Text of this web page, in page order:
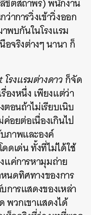
าการวิ่งเข้าวิ่งออก
พบกันในโรงแรม
อจริงต่างๆ นานา ก็
รงแรมต่างดาวก็จัด
องหนึ่ง เพียงแต่ว่า
อนถ้าไม่เรียบเนิบ
อยต่อเนื่องเกินไป
ภาพและองค์
ดเด่น ทั้งที่ไม่ได้ใช้
แค่การหามุมถ่าย
นดทิศทางของการ
การแสดงของเหล่า
พวกเขาแสดงได้